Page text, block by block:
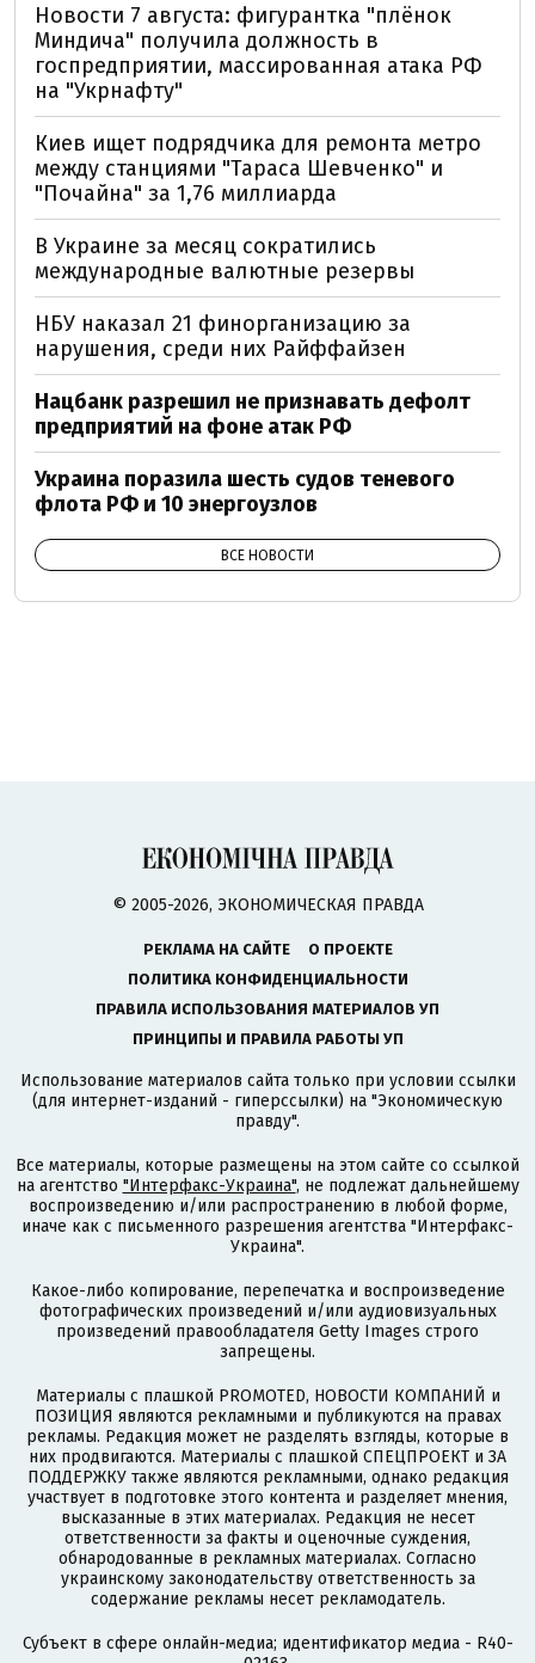
Новости 7 августа: фигурантка "плёнок
Миндича" получила должность в
госпредприятии, массированная атака РФ
на "Укрнафту"
Киев ищет подрядчика для ремонта метро
между станциями "Тараса Шевченко" и
"Почайна" за 1,76 миллиарда
В Украине за месяц сократились
международные валютные резервы
НБУ наказал 21 финорганизацию за
нарушения, среди них Райффайзен
Нацбанк разрешил не признавать дефолт
предприятий на фоне атак РФ
Украина поразила шесть судов теневого
флота РФ и 10 энергоузлов
ВСЕ НОВОСТИ
© 2005-2026, ЭКОНОМИЧЕСКАЯ ПРАВДА
РЕКЛАМА НА САЙТЕ
О ПРОЕКТЕ
ПОЛИТИКА КОНФИДЕНЦИАЛЬНОСТИ
ПРАВИЛА ИСПОЛЬЗОВАНИЯ МАТЕРИАЛОВ УП
ПРИНЦИПЫ И ПРАВИЛА РАБОТЫ УП
Использование материалов сайта только при условии ссылки
(для интернет-изданий - гиперссылки) на "Экономическую
правду".
Все материалы, которые размещены на этом сайте со ссылкой
на агентство "Интерфакс-Украина", не подлежат дальнейшему
воспроизведению и/или распространению в любой форме,
иначе как с письменного разрешения агентства "Интерфакс-
Украина".
Какое-либо копирование, перепечатка и воспроизведение
фотографических произведений и/или аудиовизуальных
произведений правообладателя Getty Images строго
запрещены.
Материалы с плашкой PROMOTED, НОВОСТИ КОМПАНИЙ и
ПОЗИЦИЯ являются рекламными и публикуются на правах
рекламы. Редакция может не разделять взгляды, которые в
них продвигаются. Материалы с плашкой СПЕЦПРОЕКТ и ЗА
ПОДДЕРЖКУ также являются рекламными, однако редакция
участвует в подготовке этого контента и разделяет мнения,
высказанные в этих материалах. Редакция не несет
ответственности за факты и оценочные суждения,
обнародованные в рекламных материалах. Согласно
украинскому законодательству ответственность за
содержание рекламы несет рекламодатель.
Субъект в сфере онлайн-медиа; идентификатор медиа - R40-